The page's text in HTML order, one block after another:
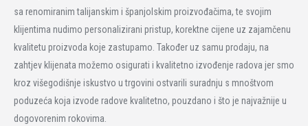
sa renomiranim talijanskim i španjolskim proizvođačima, te svojim
klijentima nudimo personalizirani pristup, korektne cijene uz zajamčenu
kvalitetu proizvoda koje zastupamo. Također uz samu prodaju, na
zahtjev klijenata možemo osigurati i kvalitetno izvođenje radova jer smo
kroz višegodišnje iskustvo u trgovini ostvarili suradnju s mnoštvom
poduzeća koja izvode radove kvalitetno, pouzdano i što je najvažnije u
dogovorenim rokovima.